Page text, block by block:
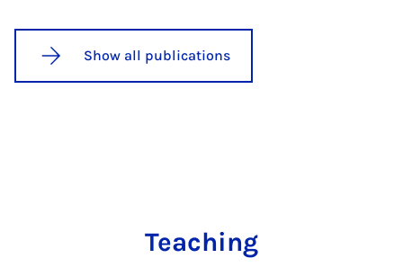
Show all publications
Teaching